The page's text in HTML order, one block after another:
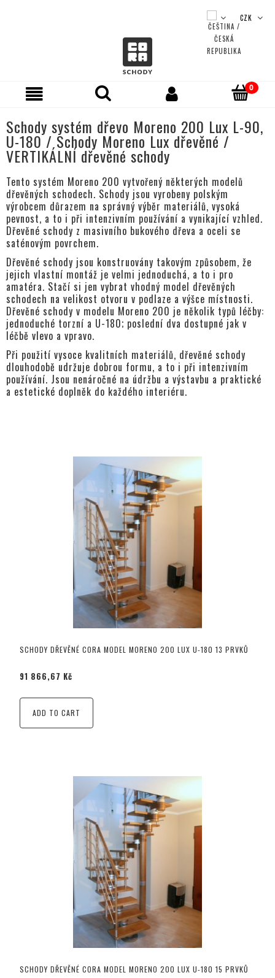
Schody systém dřevo Moreno 200 Lux L-90,
U-180 / Schody Moreno Lux dřevěné /
VERTIKÁLNÍ dřevěné schody
Tento systém Moreno 200 vytvořený některých modelů
dřevěných schodech. Schody jsou vyrobeny polským
výrobcem důrazem na správný výběr materiálů, vysoká
pevnost, a to i při intenzivním používání a vynikající vzhled.
Dřevěné schody z masivního bukového dřeva a oceli se
saténovým povrchem.
Dřevěné schody jsou konstruovány takovým způsobem, že
jejich vlastní montáž je velmi jednoduchá, a to i pro
amatéra. Stačí si jen vybrat vhodný model dřevěných
schodech na velikost otvoru v podlaze a výšce místnosti.
Dřevěné schody v modelu Moreno 200 je několik typů léčby:
jednoduché torzní a U-180; poslední dva dostupné jak v
léčbě vlevo a vpravo.
Při použití vysoce kvalitních materiálů, dřevěné schody
dlouhodobě udržuje dobrou formu, a to i při intenzivním
používání. Jsou nenáročné na údržbu a výstavbu a praktické
a estetické doplněk do každého interiéru.
SCHODY DŘEVĚNÉ CORA MODEL MORENO 200 LUX U-180 13 PRVKŮ
91 866,67 Kč
ADD TO CART
SCHODY DŘEVĚNÉ CORA MODEL MORENO 200 LUX U-180 15 PRVKŮ